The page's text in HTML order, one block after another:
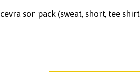
son pack (sweat, short, tee shirt